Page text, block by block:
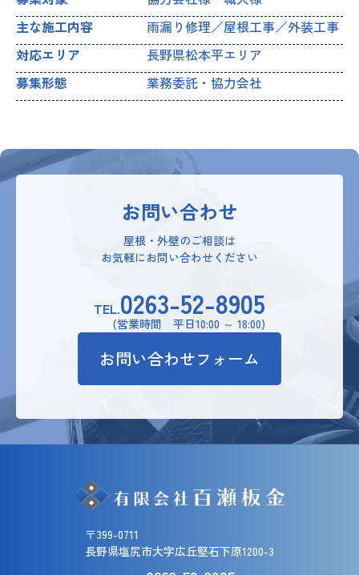
主な施工内容
雨漏り修理／屋根工事／外装工事
対応エリア
長野県松本平エリア
募集形態
業務委託・協力会社
お問い合わせ
屋根・外壁のご相談は
お気軽にお問い合わせください
TEL.0263-52-8905
(営業時間 平日10:00 ～ 18:00)
お問い合わせフォーム
〒399-0711
長野県塩尻市大字広丘堅石下原1200-3